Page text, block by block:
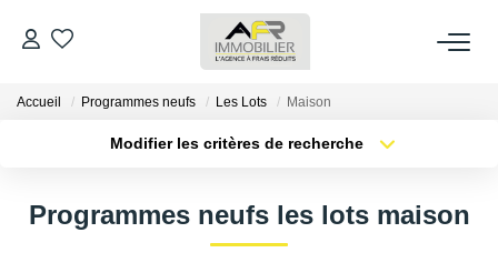
ACHETER
ESTIMER
Accueil Programmes neufs Les Lots Maison
Modifier les critères de recherche
Sélectionnez...
Type de bien
Programmes neufs les lots maison